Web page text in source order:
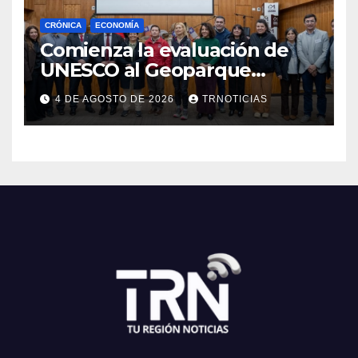
CRÓNICA ECONOMÍA
Comienza la evaluación de
UNESCO al Geoparque
Aspirante Pillanmapu en el
Maule
4 DE AGOSTO DE 2026 TRNOTICIAS